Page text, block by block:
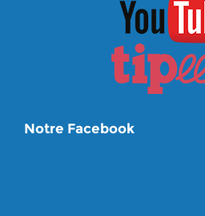
Notre Facebook